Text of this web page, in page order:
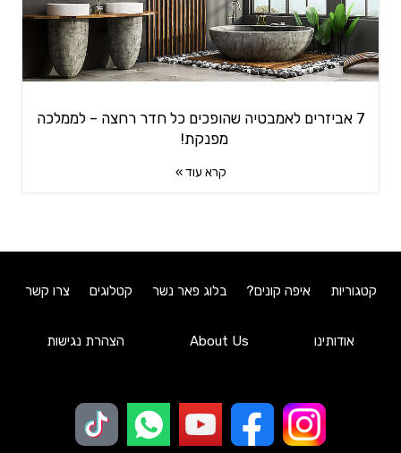
7 אביזרים לאמבטיה שהופכים כל חדר רחצה – לממלכה
מפנקת!
קרא עוד »
קטגוריות איפה קונים? בלוג פאר נשר קטלוגים צרו קשר
אודותינו About Us הצהרת נגישות